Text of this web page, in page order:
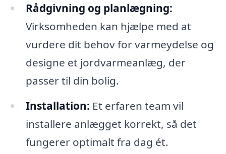
Rådgivning og planlægning:
Virksomheden kan hjælpe med at
vurdere dit behov for varmeydelse og
designe et jordvarmeanlæg, der
passer til din bolig.
Installation: Et erfaren team vil
installere anlægget korrekt, så det
fungerer optimalt fra dag ét.